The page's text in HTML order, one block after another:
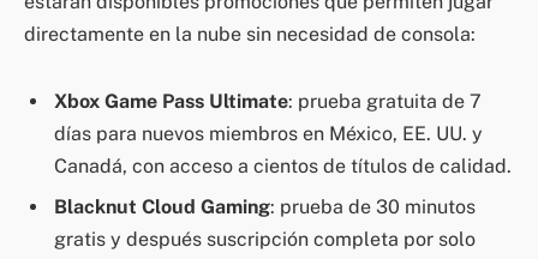
directamente en la nube sin necesidad de consola:
Xbox Game Pass Ultimate: prueba gratuita de 7
días para nuevos miembros en México, EE. UU. y
Canadá, con acceso a cientos de títulos de calidad.
Blacknut Cloud Gaming: prueba de 30 minutos
gratis y después suscripción completa por solo